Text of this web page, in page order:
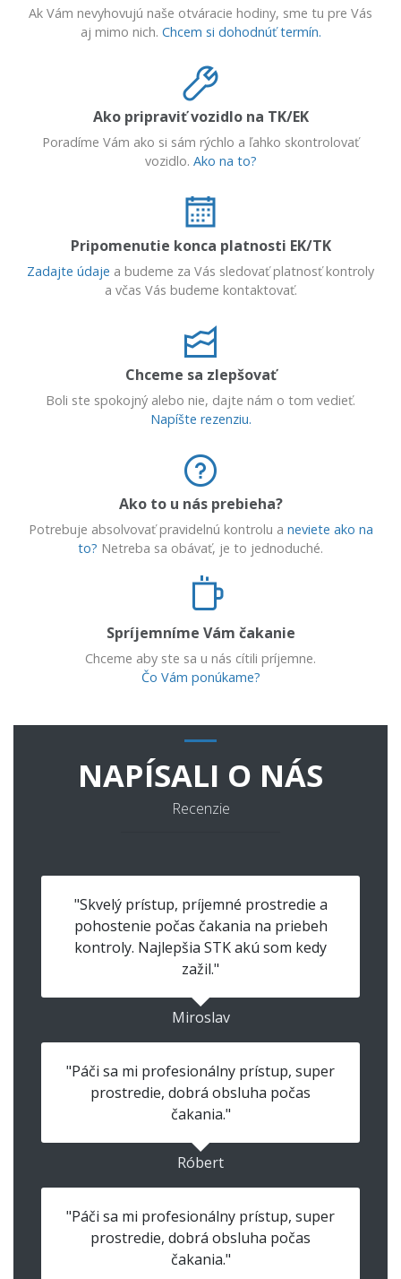
Ak Vám nevyhovujú naše otváracie hodiny, sme tu pre Vás
aj mimo nich. Chcem si dohodnúť termín.
Ako pripraviť vozidlo na TK/EK
Poradíme Vám ako si sám rýchlo a ľahko skontrolovať
vozidlo. Ako na to?
Pripomenutie konca platnosti EK/TK
Zadajte údaje a budeme za Vás sledovať platnosť kontroly
a včas Vás budeme kontaktovať.
Chceme sa zlepšovať
Boli ste spokojný alebo nie, dajte nám o tom vedieť.
Napíšte rezenziu.
Ako to u nás prebieha?
Potrebuje absolvovať pravidelnú kontrolu a neviete ako na
to? Netreba sa obávať, je to jednoduché.
Spríjemníme Vám čakanie
Chceme aby ste sa u nás cítili príjemne.
Čo Vám ponúkame?
NAPÍSALI O NÁS
Recenzie
"Skvelý prístup, príjemné prostredie a
pohostenie počas čakania na priebeh
kontroly. Najlepšia STK akú som kedy
zažil."
Miroslav
"Páči sa mi profesionálny prístup, super
prostredie, dobrá obsluha počas
čakania."
Róbert
"Páči sa mi profesionálny prístup, super
prostredie, dobrá obsluha počas
čakania."